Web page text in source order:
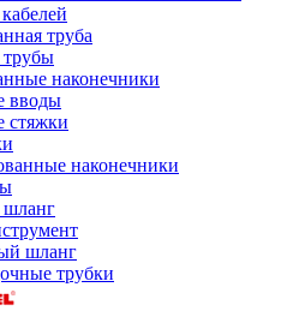
труба
наконечники
вводы
стяжки
наконечники
шланг
трубки